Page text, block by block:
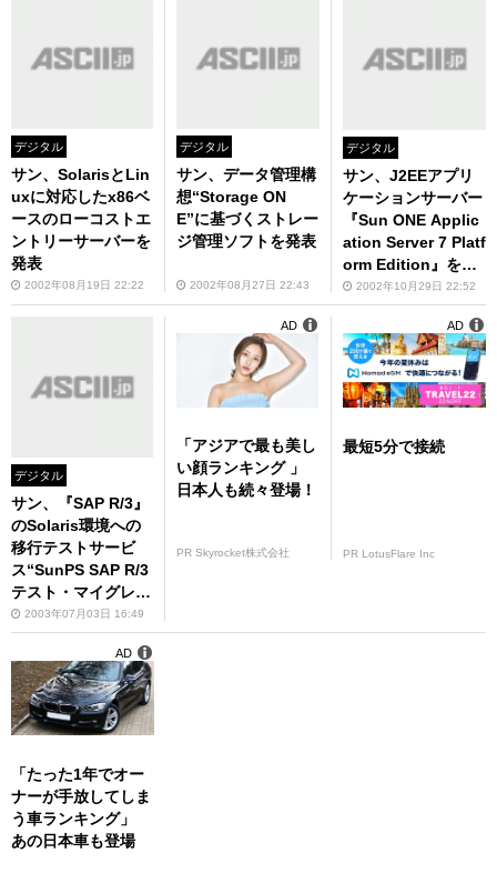
デジタル
サン、SolarisとLin
uxに対応したx86ベ
ースのローコストエ
ントリーサーバーを
発表
2002年08月19日 22:22
デジタル
サン、データ管理構
想“Storage ON
E”に基づくストレー
ジ管理ソフトを発表
2002年08月27日 22:43
デジタル
サン、J2EEアプリ
ケーションサーバー
『Sun ONE Applic
ation Server 7 Platf
orm Edition』を無
償提供
2002年10月29日 22:52
デジタル
サン、『SAP R/3』
のSolaris環境への
移行テストサービ
ス“SunPS SAP R/3
テスト・マイグレー
ション・プログラ
ム”を無償提供
2003年07月03日 16:49
「アジアで最も美し
い顔ランキング 」
日本人も続々登場！
PR Skyrocket株式会社
AD
最短5分で接続
PR LotusFlare Inc
AD
「たった1年でオー
ナーが手放してしま
う車ランキング」
あの日本車も登場
AD